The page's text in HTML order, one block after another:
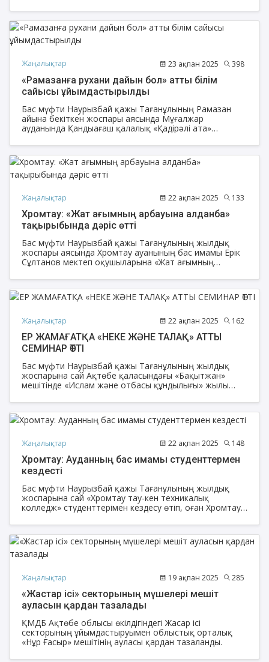
Жаңалықтар 23 ақпан 2025 398
«Рамазанға рухани дайын бол» атты білім
сайысы ұйымдастырылды
Бас мүфти Наурызбай қажы Тағанұлының Рамазан
айына бекіткен жоспары аясында Мұғалжар
ауданында Қандыағаш қалалық «Қадірәлі ата»
сайысы ұйымдастырылды.
Жаңалықтар 22 ақпан 2025 133
Хромтау: «Жат ағымның арбауына алданба»
тақырыбында дәріс өтті
Бас мүфти Наурызбай қажы Тағанұлының жылдық
жоспары аясында Хромтау ауанының бас имамы Ерік
Сұлтанов мектеп оқушыларына «Жат ағымның
Жаңалықтар 22 ақпан 2025 162
ЕР ЖАМАҒАТҚА «НЕКЕ ЖӘНЕ ТАЛАҚ» АТТЫ
СЕМИНАР ӨТТІ
Бас мүфти Наурызбай қажы Тағанұлының жылдық
жоспарына сай Ақтөбе қаласындағы «Бақытжан»
мешітінде «Ислам және отбасы құндылығы» жылы
жамағатқа арналған семинар өтті.
Жаңалықтар 22 ақпан 2025 148
Хромтау: Ауданның бас имамы студенттермен
кездесті
Бас мүфти Наурызбай қажы Тағанұлының жылдық
жоспарына сай «Хромтау тау-кен техникалық
колледж» студенттерімен кездесу өтіп, оған Хромтау
Жаңалықтар 19 ақпан 2025 285
«Жастар ісі» секторының мүшелері мешіт
ауласын қардан тазалады
ҚМДБ Ақтөбе облысы өкілдігіндегі Жасар ісі
секторының ұйымдастыруымен облыстық орталық
«Нұр Ғасыр» мешітінің ауласы қардан тазаланды.